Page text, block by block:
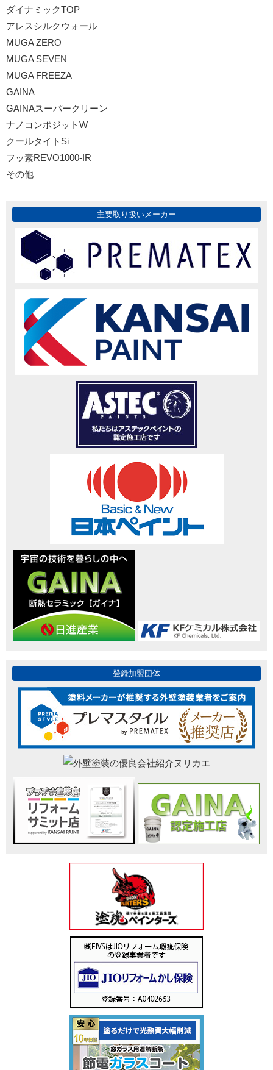
ダイナミックTOP
アレスシルクウォール
MUGA ZERO
MUGA SEVEN
MUGA FREEZA
GAINA
GAINAスーパークリーン
ナノコンポジットW
クールタイトSi
フッ素REVO1000-IR
その他
主要取り扱いメーカー
登録加盟団体